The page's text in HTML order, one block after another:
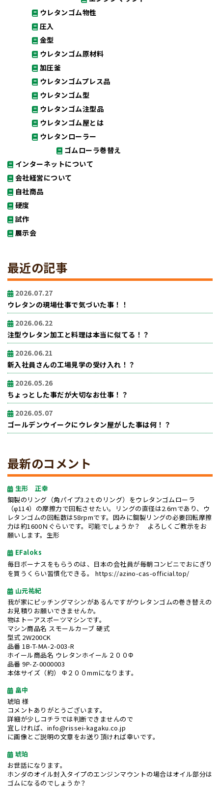
ウレタンゴム物性
圧入
金型
ウレタンゴム原材料
加圧釜
ウレタンゴムプレス品
ウレタンゴム型
ウレタンゴム注型品
ウレタンゴム屋とは
ウレタンローラー
ゴムローラ巻替え
インターネットについて
会社経営について
自社商品
硬度
試作
展示会
最近の記事
2026.07.27
ウレタンの現場仕事で気づいた事！！
2026.06.22
注型ウレタン加工と料理は本当に似てる！？
2026.06.21
新入社員さんの工場見学の受け入れ！？
2026.05.26
ちょっとした事だが大切なお仕事！？
2026.05.07
ゴールデンウイークにウレタン屋がした事は何！？
最新のコメント
生形 正幸
鋼製のリング（角パイプ3.2ｔのリング）をウレタンゴムローラ
（φ114）の摩擦力で回転させたい。リングの直径は2.6ｍであり、ウ
レタンゴムの回転数は58rpmです。因みに鋼製リングの必要回転摩擦
力は約1600Ｎぐらいです。可能でしょうか？ よろしくご教示をお
願いします。生形
EFaloks
毎日ボーナスをもらうのは、日本の会社員が毎朝コンビニでおにぎり
を買うくらい習慣化できる。 https://azino-cas-official.top/
山元祐紀
我が家にピッチングマシンがあるんですがウレタンゴムの巻き替えの
お見積りお願いできませんか。
物はトーアスポーツマシンです。
マシン商品名 スモールカーブ 硬式
型式 2W200CK
品番 1B-T-MA-2-003-R
ホイール商品名 ウレタンホイール２００Φ
品番 9P-Z-0000003
本体サイズ（約） Φ２００mmになります。
畠中
琥珀 様
コメントありがとうございます。
詳細が少しコチラでは判断できませんので
宜しければ、info@rissei-kagaku.co.jp
に画像とご説明の文章をお送り頂ければ幸いです。
琥珀
お世話になります。
ホンダのオイル封入タイプのエンジンマウントの場合はオイル部分は
ゴムになるのでしょうか？